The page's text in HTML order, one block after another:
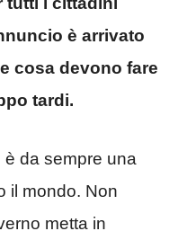
è arrivato
cosa devono fare
tardi.
da sempre una
il mondo. Non
metta in